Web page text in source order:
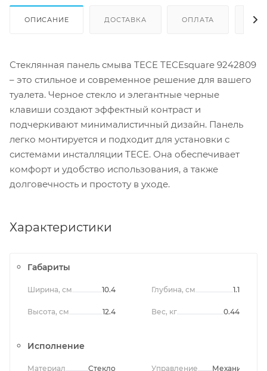
ОПИСАНИЕ ДОСТАВКА ОПЛАТА
Стеклянная панель смыва TECE TECEsquare 9242809
– это стильное и современное решение для вашего
туалета. Черное стекло и элегантные черные
клавиши создают эффектный контраст и
подчеркивают минималистичный дизайн. Панель
легко монтируется и подходит для установки с
системами инсталляции TECE. Она обеспечивает
комфорт и удобство использования, а также
долговечность и простоту в уходе.
Характеристики
Габариты
Ширина, см 10.4
Высота, см 12.4
Глубина, см 1.1
Вес, кг 0.44
Исполнение
Материал Стекло Управление